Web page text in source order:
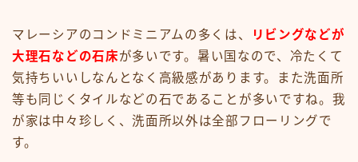
マレーシアのコンドミニアムの多くは、
リビングなどが
大理石などの石床が多いです。暑い国なので、冷たくて
気持ちいいしなんとなく高級感があります。また洗面所
等も同じくタイルなどの石であることが多いですね。我
が家は中々珍しく、洗面所以外は全部フローリングで
す。